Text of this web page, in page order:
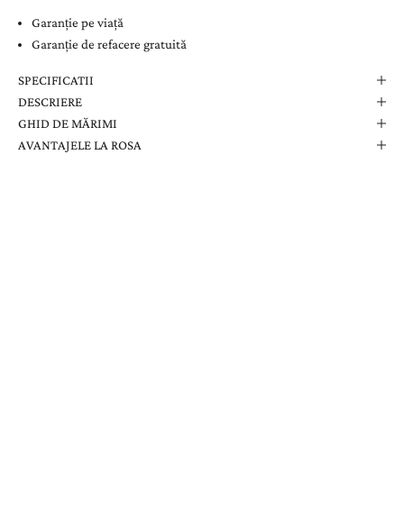
Garanție pe viață
Garanție de refacere gratuită
SPECIFICATII
DESCRIERE
GHID DE MĂRIMI
AVANTAJELE LA ROSA